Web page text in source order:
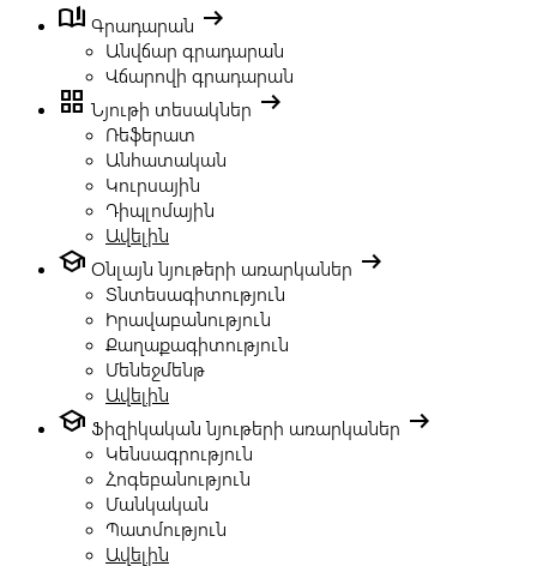
book_ribbon Գրադարան arrow_right_alt
Անվճար գրադարան
Վճարովի գրադարան
grid_view Նյութի տեսակներ arrow_right_alt
Ռեֆերատ
Անհատական
Կուրսային
Դիպլոմային
Ավելին
school Օնլայն նյութերի առարկաներ arrow_right_alt
Տնտեսագիտություն
Իրավաբանություն
Քաղաքագիտություն
Մենեջմենթ
Ավելին
school Ֆիզիկական նյութերի առարկաներ arrow_right_alt
Կենսագրություն
Հոգեբանություն
Մանկական
Պատմություն
Ավելին